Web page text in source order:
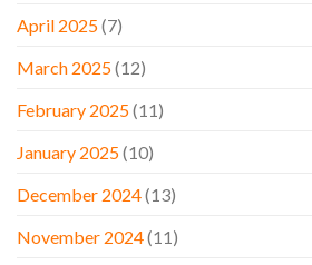
April 2025(7)
March 2025(12)
February 2025(11)
January 2025(10)
December 2024(13)
November 2024(11)